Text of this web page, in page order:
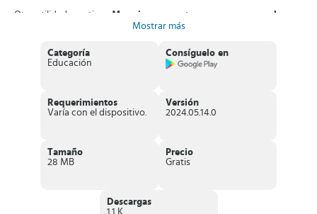
Otra utilidad que tiene Memrise , es que te prepara para
aprobar un
, por ejemplo para TESOL, GMAT, entre otros.
Características interesantes de Memrise
Cuentas con Chatbots en líneaque te ayudarán a mejorar tus
específicamente en la pronunciación correcta de las palabras o
frases.
Posee unagran variedad de juegos interactivos
y rápida, entre otros.
Memrisepone a tu disposiciónel modo Offline
puedes seguir practicando aunque no estés conectado a
es gratis, pero cuentas con una versión paga
Mostrar más
Categoría
Educación
Consíguelo en
Requerimientos
Varía con el dispositivo.
Versión
2024.05.14.0
Tamaño
28 MB
Precio
Gratis
Descargas
1.1 K